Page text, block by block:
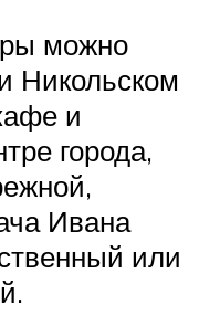
можно
Никольском
и
города,
Ивана
или